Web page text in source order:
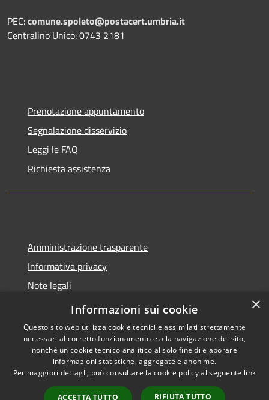
PEC:comune.spoleto@postacert.umbria.it
Centralino Unico: 0743 2181
Prenotazione appuntamento
Segnalazione disservizio
Leggi le FAQ
Richiesta assistenza
Amministrazione trasparente
Informativa privacy
Note legali
Dichiarazione di accessibilità
Accessibilità
Copyright © 2026 • Comune di
Spoleto • Powered by
Municipium• Accesso
×
Informazioni sui cookie
Questo sito web utilizza cookie tecnici e assimilati strettamente
necessari al corretto funzionamento e alla navigazione del sito,
nonché un cookie tecnico analitico al solo fine di elaborare
informazioni statistiche, aggregate e anonime.
Per maggiori dettagli, può consultare la cookie policy al seguente link
ACCETTA TUTTO RIFIUTA TUTTO